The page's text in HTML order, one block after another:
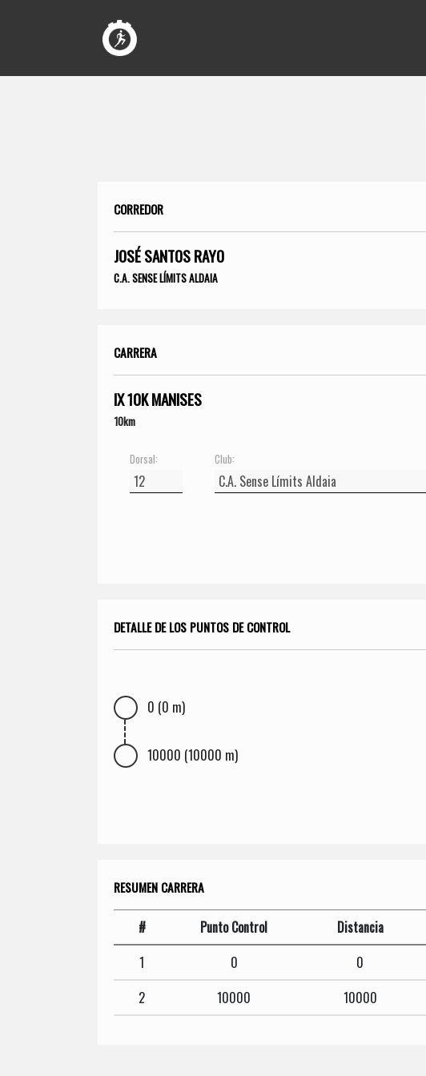
CORREDOR
JOSÉ SANTOS RAYO
C.A. SENSE LÍMITS ALDAIA
CARRERA
IX 10K MANISES
10km
Dorsal: Club:
DETALLE DE LOS PUNTOS DE CONTROL
0 (0 m)
10000 (10000 m)
RESUMEN CARRERA
# Punto Control Distancia
1
0 0
2
10000 10000